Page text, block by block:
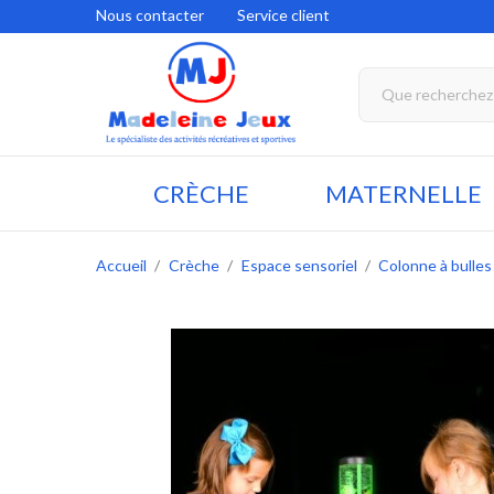
Nous contacter Service client
CRÈCHE MATERNELLE
Accueil Crèche Espace sensoriel Colonne à